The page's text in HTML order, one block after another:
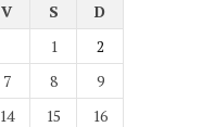
V S
D
1
2
7 8
9
14 15
16